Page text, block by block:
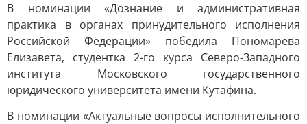
В номинации «Дознание и административная
практика в органах принудительного исполнения
Российской Федерации» победила Пономарева
Елизавета, студентка 2-го курса Северо-Западного
института Московского государственного
юридического университета имени Кутафина.
В номинации «Актуальные вопросы исполнительного